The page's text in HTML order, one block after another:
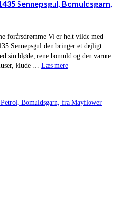
Sennepsgul, Bomuldsgarn,
forårsdrømme Vi er helt vilde med
Sennepsgul den bringer et dejligt
sin bløde, rene bomuld og den varme
klude … Læs mere